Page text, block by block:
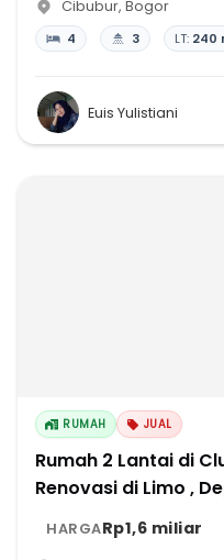
Cibubur, Bogor
4 3 LT: 240
Euis Yulistiani
RUMAH JUAL
Rumah 2 Lantai di
Renovasi di Limo ,
HARGARp1,6 miliar